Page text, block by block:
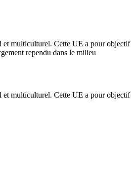
et multiculturel. Cette UE a pour objectif
rependu dans le milieu
et multiculturel. Cette UE a pour objectif